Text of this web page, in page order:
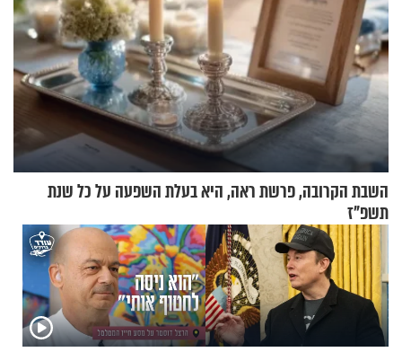
השבת הקרובה, פרשת ראה, היא בעלת השפעה על כל שנת
תשפ"ז